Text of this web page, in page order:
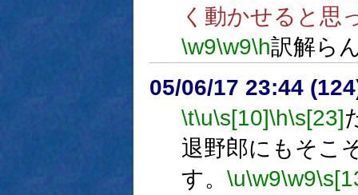
く動かせると思
\w9\w9\h訳解ら
05/06/17 23:44
\t\u\s[10]\h\s[23]
退野郎にもそこ
す。 \u\w9\w9